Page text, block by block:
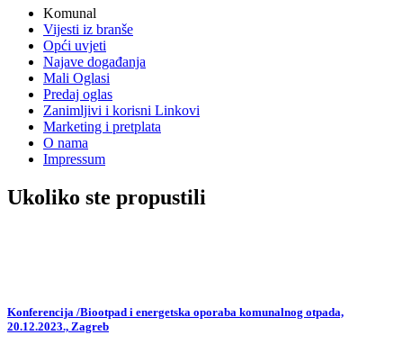
Komunal
Vijesti iz branše
Opći uvjeti
Najave događanja
Mali Oglasi
Predaj oglas
Zanimljivi i korisni Linkovi
Marketing i pretplata
O nama
Impressum
Ukoliko ste propustili
Konferencija /Biootpad i energetska oporaba komunalnog otpada,
20.12.2023., Zagreb